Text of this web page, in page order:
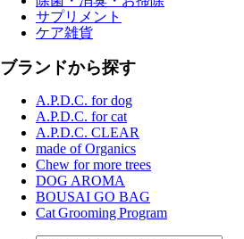
サプリメント
ケア雑貨
ブランドから探す
A.P.D.C. for dog
A.P.D.C. for cat
A.P.D.C. CLEAR
made of Organics
Chew for more trees
DOG AROMA
BOUSAI GO BAG
Cat Grooming Program